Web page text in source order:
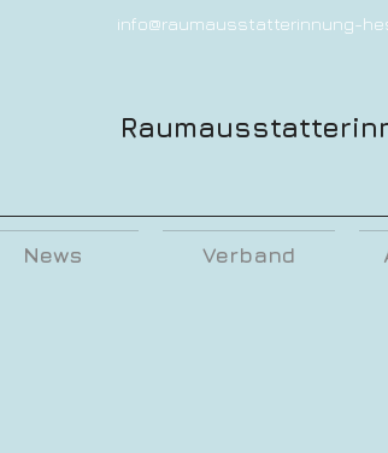
info@raumausstatterinnung-
News Verband